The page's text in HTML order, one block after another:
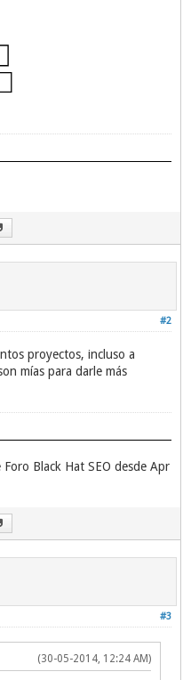
#2
proyectos, incluso a
mías para darle más
Black Hat SEO desde Apr
#3
(30-05-2014, 12:24 AM)